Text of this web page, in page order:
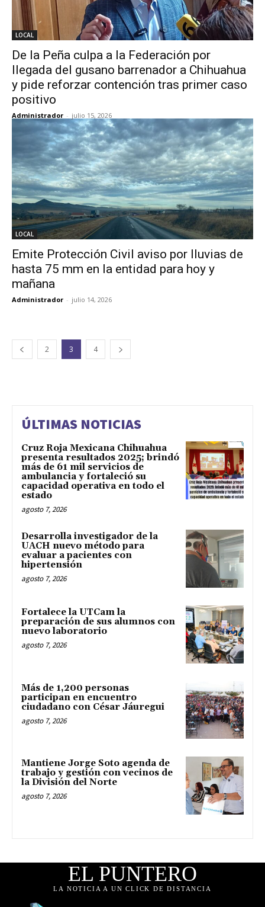
LOCAL
De la Peña culpa a la Federación por
llegada del gusano barrenador a Chihuahua
y pide reforzar contención tras primer caso
positivo
Administrador - julio 15, 2026
LOCAL
Emite Protección Civil aviso por lluvias de
hasta 75 mm en la entidad para hoy y
mañana
Administrador - julio 14, 2026
2 3 4
ÚLTIMAS NOTICIAS
Cruz Roja Mexicana Chihuahua
presenta resultados 2025; brindó
más de 61 mil servicios de
ambulancia y fortaleció su
capacidad operativa en todo el
estado
agosto 7, 2026
Desarrolla investigador de la
UACH nuevo método para
evaluar a pacientes con
hipertensión
agosto 7, 2026
Fortalece la UTCam la
preparación de sus alumnos con
nuevo laboratorio
agosto 7, 2026
Más de 1,200 personas
participan en encuentro
ciudadano con César Jáuregui
agosto 7, 2026
Mantiene Jorge Soto agenda de
trabajo y gestión con vecinos de
la División del Norte
agosto 7, 2026
EL PUNTERO
LA NOTICIA A UN CLICK DE DISTANCIA